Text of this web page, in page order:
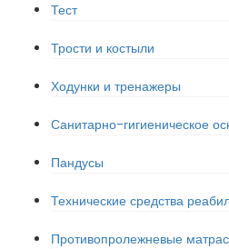
Тест
Трости и костыли
Ходунки и тренажеры
Санитарно-гигиеническое
Пандусы
Технические средства
Противопролежневые